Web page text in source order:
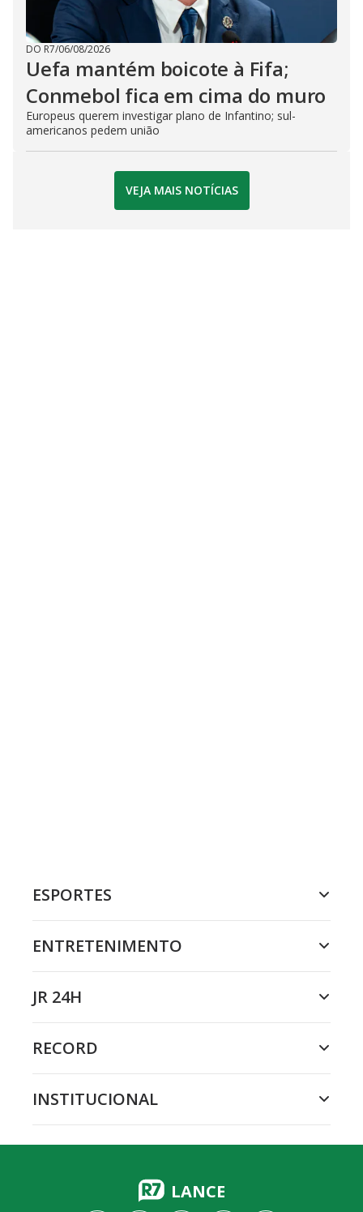
DO R7/06/08/2026
Uefa mantém boicote à Fifa;
Conmebol fica em cima do muro
Europeus querem investigar plano de Infantino; sul-
americanos pedem união
VEJA MAIS NOTÍCIAS
ESPORTES
ENTRETENIMENTO
JR 24H
RECORD
INSTITUCIONAL
LANCE